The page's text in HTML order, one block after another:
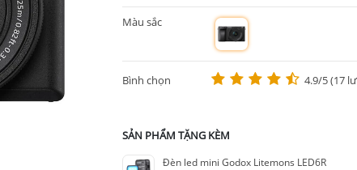
Màu sắc
m
Bình chọn 4.9/5 (17
SẢN PHẨM TẶNG KÈM
Đèn led mini Godox Litemons LED6R